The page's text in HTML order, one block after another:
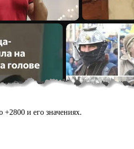
и его значениях.